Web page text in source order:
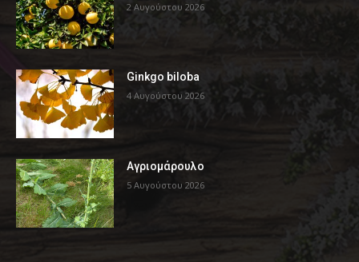
2 Αυγούστου 2026
Ginkgo biloba
4 Αυγούστου 2026
Αγριομάρουλο
5 Αυγούστου 2026